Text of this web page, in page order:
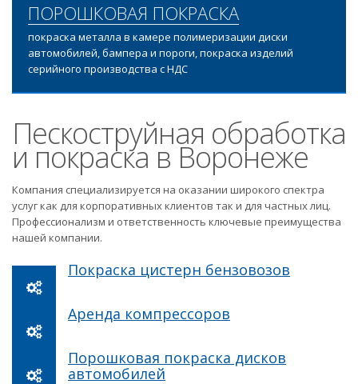
ПОРОШКОВАЯ ПОКРАСКА
покраска металла в камере полимеризации диски
автомобилей, бампера и пороги, покраска изделий
серийного производства с НДС
Пескоструйная обработка
и покраска в Воронеже
Компания специализируется на оказании широкого спектра
услуг как для корпоративных клиентов так и для частных лиц.
Профессионализм и ответственность ключевые преимущества
нашей компании.
Покраска цистерн бензовозов
Аренда компрессоров
Порошковая покраска дисков
автомобилей